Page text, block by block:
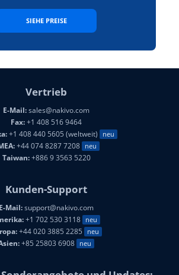
SIEHE PREISE
Vertrieb
E-Mail:sales@nakivo.com
Fax:+1 408 516 9464
+1 408 440 5605 (weltweit) neu
+44 074 8287 7208 neu
Taiwan:+886 9 3563 5220
Kunden-Support
E-Mail:support@nakivo.com
+1 702 530 3118 neu
+44 020 3885 2285 neu
+85 25803 6908 neu